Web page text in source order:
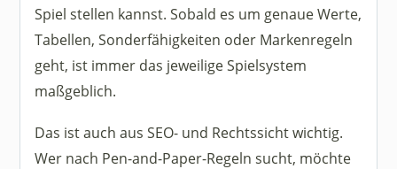
Spiel stellen kannst. Sobald es um genaue Werte,
Tabellen, Sonderfähigkeiten oder Markenregeln
geht, ist immer das jeweilige Spielsystem
maßgeblich.
Das ist auch aus SEO- und Rechtssicht wichtig.
Wer nach Pen-and-Paper-Regeln sucht, möchte